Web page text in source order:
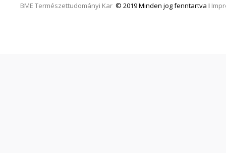
BME Természettudományi Kar © 2019 Minden jog fenntartva I